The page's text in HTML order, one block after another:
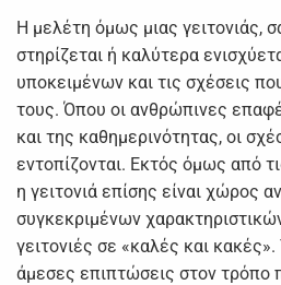
Η μελέτη όμως μιας γειτονιάς,
στηρίζεται ή καλύτερα
υποκειμένων και τις σχέσεις
τους. Όπου οι ανθρώπινες
και της καθημερινότητας, οι
εντοπίζονται. Εκτός όμως από
η γειτονιά επίσης είναι χώρος
συγκεκριμένων
γειτονιές σε «καλές και
άμεσες επιπτώσεις στον τρόπο